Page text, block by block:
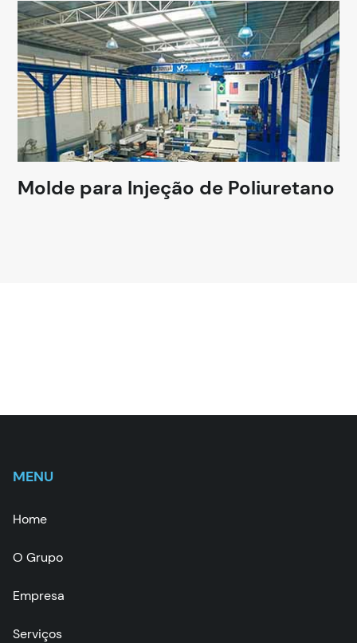
Molde para Injeção de Poliuretano
MENU
Home
O Grupo
Empresa
Serviços